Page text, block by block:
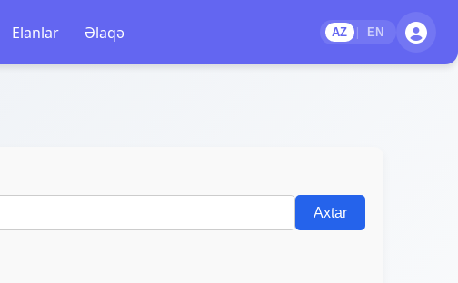
Elanlar Əlaqə AZ | EN
Axtar